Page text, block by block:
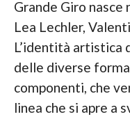
Grande Giro nasce
Lea Lechler,
L’identità artistica
delle diverse
componenti, che
linea che si apre a